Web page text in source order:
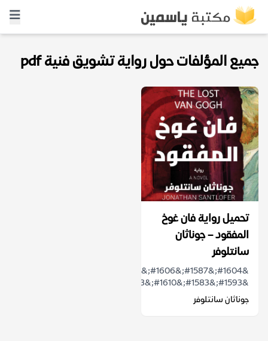
جميع المؤلفات حول رواية تشويق فنية pdf
تحميل رواية فان غوخ
المفقود – جوناثان
سانتلوفر
&#1593;&#1583;&#1610;&#1583;&#...
جوناثان سانتلوفر